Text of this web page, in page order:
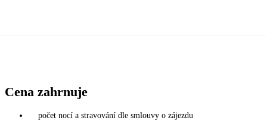
Cena zahrnuje
počet nocí a stravování dle smlouvy o zájezdu